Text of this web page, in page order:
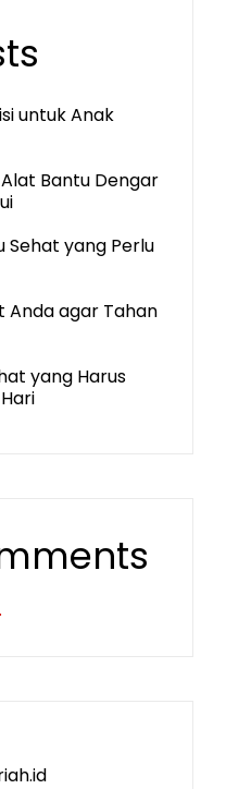
untuk Anak
Bantu Dengar
Sehat yang Perlu
Anda agar Tahan
yang Harus